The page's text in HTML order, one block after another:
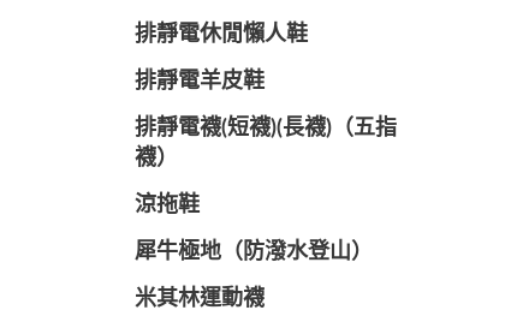
排靜電休閒懶人鞋
排靜電羊皮鞋
排靜電襪(短襪)(長襪)（五指
襪）
涼拖鞋
犀牛極地（防潑水登山）
米其林運動襪